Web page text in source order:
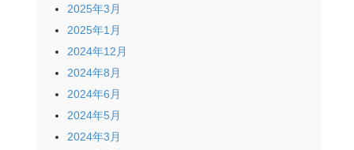
2025年3月
2025年1月
2024年12月
2024年8月
2024年6月
2024年5月
2024年3月